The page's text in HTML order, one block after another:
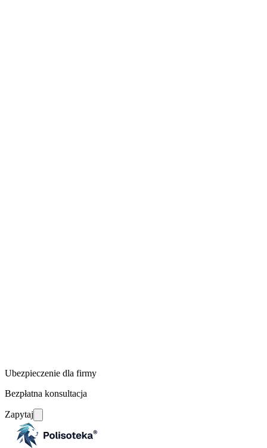
Ubezpieczenie dla firmy
Bezpłatna konsultacja
Zapytaj